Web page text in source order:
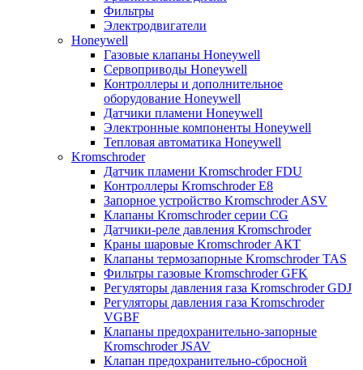
Фильтры
Электродвигатели
Honeywell
Газовые клапаны Honeywell
Сервоприводы Honeywell
Контроллеры и дополнительное
оборудование Honeywell
Датчики пламени Honeywell
Электронные компоненты Honeywell
Тепловая автоматика Honeywell
Kromschroder
Датчик пламени Kromschroder FDU
Контроллеры Kromschroder E8
Запорное устройство Kromschroder ASV
Клапаны Kromschroder серии CG
Датчики-реле давления Kromschroder
Краны шаровые Kromschroder АКТ
Клапаны термозапорные Kromschroder TAS
Фильтры газовые Kromschroder GFK
Регуляторы давления газа Kromschroder GDJ
Регуляторы давления газа Kromschroder
VGBF
Клапаны предохранительно-запорные
Kromschroder JSAV
Клапан предохранительно-сбросной